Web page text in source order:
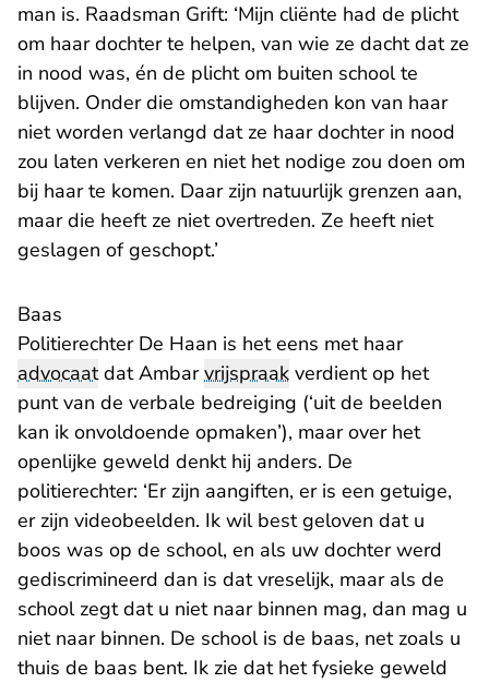
man is. Raadsman Grift: ‘Mijn cliënte had de plicht
om haar dochter te helpen, van wie ze dacht dat ze
in nood was, én de plicht om buiten school te
blijven. Onder die omstandigheden kon van haar
niet worden verlangd dat ze haar dochter in nood
zou laten verkeren en niet het nodige zou doen om
bij haar te komen. Daar zijn natuurlijk grenzen aan,
maar die heeft ze niet overtreden. Ze heeft niet
geslagen of geschopt.’
Baas
Politierechter De Haan is het eens met haar
advocaatdat Ambarvrijspraak verdient op het
punt van de verbale bedreiging (‘uit de beelden
kan ik onvoldoende opmaken’), maar over het
openlijke geweld denkt hij anders. De
politierechter: ‘Er zijn aangiften, er is een getuige,
er zijn videobeelden. Ik wil best geloven dat u
boos was op de school, en als uw dochter werd
gediscrimineerd dan is dat vreselijk, maar als de
school zegt dat u niet naar binnen mag, dan mag u
niet naar binnen. De school is de baas, net zoals u
thuis de baas bent. Ik zie dat het fysieke geweld